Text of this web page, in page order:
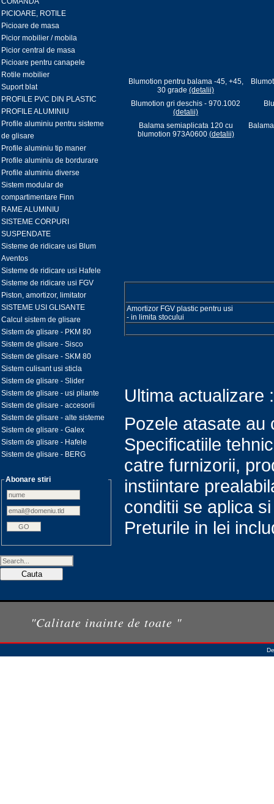
PICIOARE, ROTILE
Picioare de masa
Picior mobilier / mobila
Picior central de masa
Picioare pentru canapele
Rotile mobilier
Suport blat
PROFILE PVC DIN PLASTIC
PROFILE ALUMINIU
Profile aluminiu pentru sisteme
de glisare
Profile aluminiu tip maner
Profile aluminiu de bordurare
Profile aluminiu diverse
Sistem modular de
compartimentare Finn
RAME ALUMINIU
SISTEME CORPURI
SUSPENDATE
Sisteme de ridicare usi Blum
Aventos
Sisteme de ridicare usi Hafele
Sisteme de ridicare usi FGV
Piston, amortizor, limitator
SISTEME USI GLISANTE
Calcul sistem de glisare
Sistem de glisare - PKM 80
Sistem de glisare - Sisco
Sistem de glisare - SKM 80
Sistem culisant usi sticla
Sistem de glisare - Slider
Sistem de glisare - usi pliante
Sistem de glisare - accesorii
Sistem de glisare - alte sisteme
Sistem de glisare - Galex
Sistem de glisare - Hafele
Sistem de glisare - BERG
Abonare stiri
Blumotion pentru balama -45, +45,
30 grade (detalii)
Blumotion gri deschis - 970.1002
(detalii)
Balama semiaplicata 120 cu
blumotion 973A0600 (detalii)
Amortizor FGV plastic pentru usi
- in limita stocului
Ultima actualizare
Pozele atasate au
Specificatiile
catre furnizorii,
instiintare
conditii se aplica
Preturile in lei
"Calitate inainte de toate "